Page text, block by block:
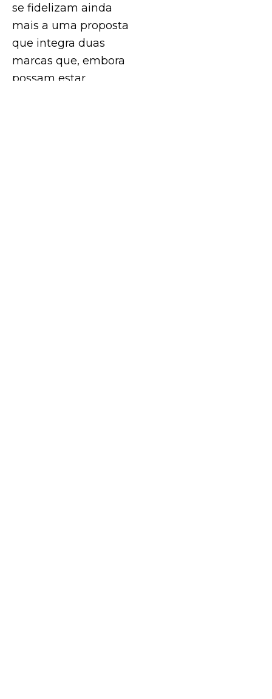
se fidelizam ainda
mais a uma proposta
que integra duas
marcas que, embora
possam estar